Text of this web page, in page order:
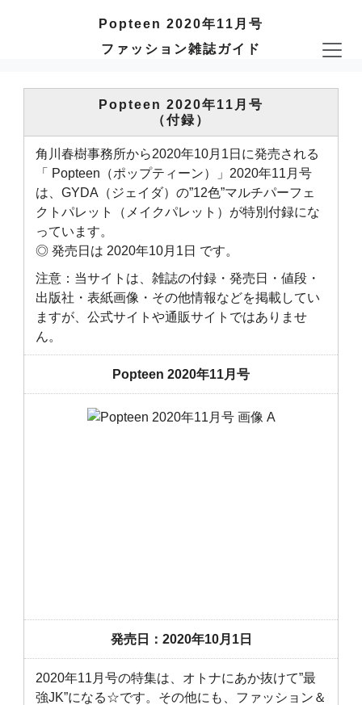
Popteen 2020年11月号
ファッション雑誌ガイド
Popteen 2020年11月号
（付録）
角川春樹事務所から2020年10月1日に発売される
「 Popteen（ポップティーン）」2020年11月号
は、GYDA（ジェイダ）の”12色”マルチパーフェ
クトパレット（メイクパレット）が特別付録にな
っています。
◎ 発売日は 2020年10月1日 です。
注意：当サイトは、雑誌の付録・発売日・値段・
出版社・表紙画像・その他情報などを掲載してい
ますが、公式サイトや通販サイトではありませ
ん。
Popteen 2020年11月号
発売日：2020年10月1日
2020年11月号の特集は、オトナにあか抜けて”最
強JK”になる☆です。その他にも、ファッション＆